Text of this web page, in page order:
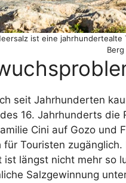
ist eine
Berg
seit Jahrhunderten
16. Jahrhunderts
Cini auf Gozo
Touristen
längst nicht mehr so
Salzgewinnung